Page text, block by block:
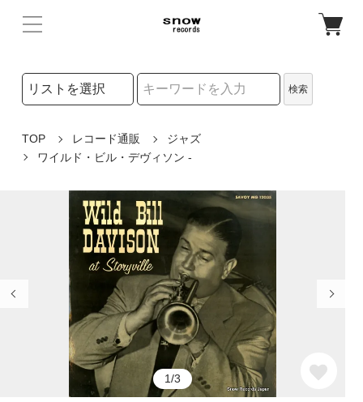
検索リストの選択
検索
TOP レコード通販
ジャズ
ワイルド・ビル・デヴィソン -
1/3